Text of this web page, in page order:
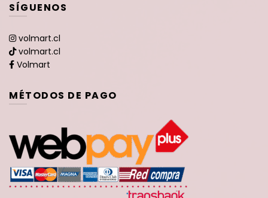
SÍGUENOS
volmart.cl
volmart.cl
Volmart
MÉTODOS DE PAGO